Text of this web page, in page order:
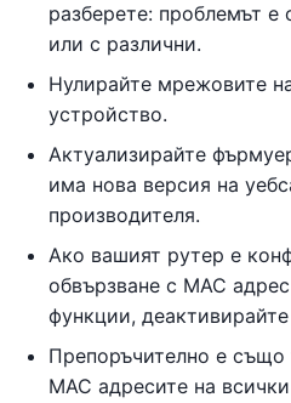
разберете: проблемът
или с различни.
Нулирайте мрежовите
устройство.
Актуализирайте
има нова версия на
производителя.
Ако вашият рутер е
обвързване с MAC
функции, деактивирайте
Препоръчително е също
MAC адресите на